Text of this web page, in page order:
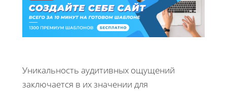
Уникальность аудитивных ощущений
заключается в их значении для